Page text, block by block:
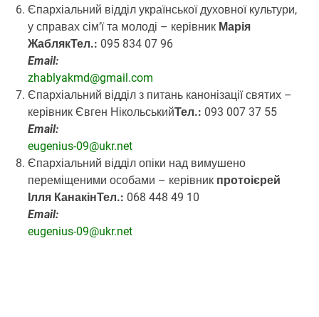
Єпархіальний відділ української духовної культу­ри,
у справах сім’ї та молоді – керівник Марія
ЖаблякТел.: 095 834 07 96
Email:
zhablyakmd@gmail.com
Єпархіальний відділ з питань канонізації святих –
керівник Євген НікольськийТел.: 093 007 37 55
Email:
eugenius-09@ukr.net
Єпархіальний відділ опіки над вимушено
переміщеними особами – керівник протоієрей
Ілля КанакінТел.: 068 448 49 10
Email:
eugenius-09@ukr.net